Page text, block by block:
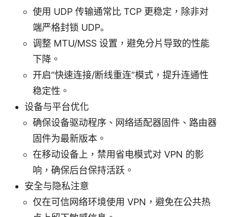
使用 UDP 传输通常比 TCP 更稳定，除非对
端严格封锁 UDP。
调整 MTU/MSS 设置，避免分片导致的性能
下降。
开启“快速连接/断线重连”模式，提升连通性
稳定性。
设备与平台优化
确保设备驱动程序、网络适配器固件、路由器
固件为最新版本。
在移动设备上，禁用省电模式对 VPN 的影
响，确保后台保持活跃。
安全与隐私注意
仅在可信网络环境使用 VPN，避免在公共热